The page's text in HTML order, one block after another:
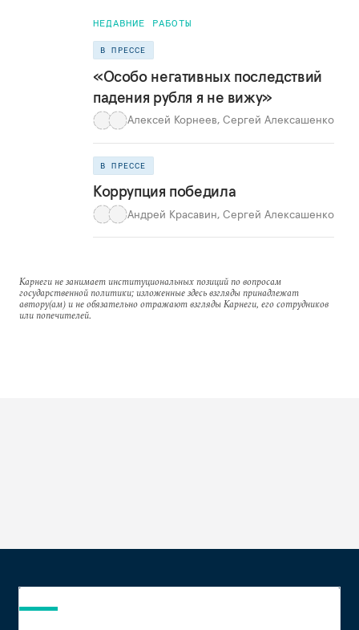
НЕДАВНИЕ РАБОТЫ
В ПРЕССЕ
«Особо негативных последствий
падения рубля я не вижу»
Алексей Корнеев, Сергей Алексашенко
В ПРЕССЕ
Коррупция победила
Андрей Красавин, Сергей Алексашенко
Карнеги не занимает институциональных позиций по вопросам
государственной политики; изложенные здесь взгляды принадлежат
автору(ам) и не обязательно отражают взгляды Карнеги, его сотрудников
или попечителей.